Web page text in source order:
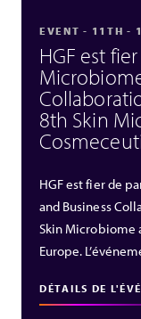
EVENT - 11TH -
HGF est
8th Skin
HGF est fier de
and Business
Skin Microbiome
Europe.
DÉTAILS DE